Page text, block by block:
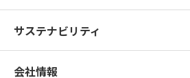
サステナビリティ
会社情報